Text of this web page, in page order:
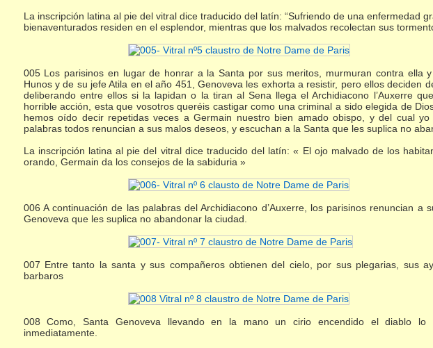
La inscripción latina al pie del vitral dice traducido del latín: “Sufriendo de una enfermedad
bienaventurados residen en el esplendor, mientras que los malvados recolectan sus
005 Los parisinos en lugar de honrar a la Santa por sus meritos, murmuran contra ella
Hunos y de su jefe Atila en el año 451, Genoveva les exhorta a resistir, pero ellos deciden
deliberando entre ellos si la lapidan o la tiran al Sena llega el Archidiacono l’Auxerre
horrible acción, esta que vosotros queréis castigar como una criminal a sido elegida de
hemos oído decir repetidas veces a Germain nuestro bien amado obispo, y del cual
palabras todos renuncian a sus malos deseos, y escuchan a la Santa que les suplica no
La inscripción latina al pie del vitral dice traducido del latín: « El ojo malvado de los
orando, Germain da los consejos de la sabiduria »
006 A continuación de las palabras del Archidiacono d’Auxerre, los parisinos renuncian a
Genoveva que les suplica no abandonar la ciudad.
007 Entre tanto la santa y sus compañeros obtienen del cielo, por sus plegarias, sus
barbaros
008 Como, Santa Genoveva llevando en la mano un cirio encendido el diablo
inmediatamente.